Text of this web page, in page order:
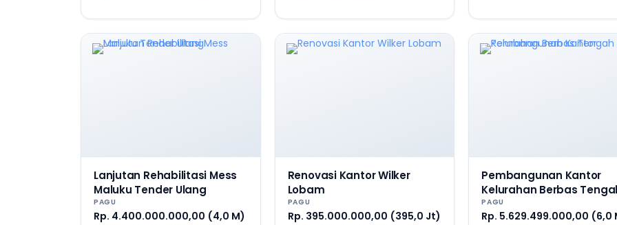
Lanjutan Rehabilitasi Mess
Maluku Tender Ulang
PAGU
Rp. 4.400.000.000,00 (4,0 M)
Renovasi Kantor Wilker
Lobam
PAGU
Rp. 395.000.000,00 (395,0 Jt)
Pembangunan Kantor
Kelurahan Berbas
PAGU
Rp. 5.629.499.000,00 (6,0